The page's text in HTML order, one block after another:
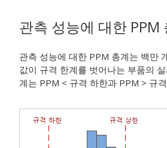
관측 성능에 대한 PPM
관측 성능에 대한 PPM 총계는 백만
값이 규격 한계를 벗어나는 부품의
계는 PPM < 규격 하한과 PPM > 규